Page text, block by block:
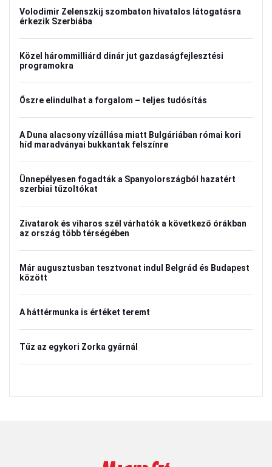
Volodimir Zelenszkij szombaton hivatalos látogatásra
érkezik Szerbiába
Közel hárommilliárd dinár jut gazdaságfejlesztési
programokra
Őszre elindulhat a forgalom – teljes tudósítás
A Duna alacsony vízállása miatt Bulgáriában római kori
híd maradványai bukkantak felszínre
Ünnepélyesen fogadták a Spanyolországból hazatért
szerbiai tűzoltókat
Zivatarok és viharos szél várhatók a következő órákban
az ország több térségében
Már augusztusban tesztvonat indul Belgrád és Budapest
között
A háttérmunka is értéket teremt
Tűz az egykori Zorka gyárnál